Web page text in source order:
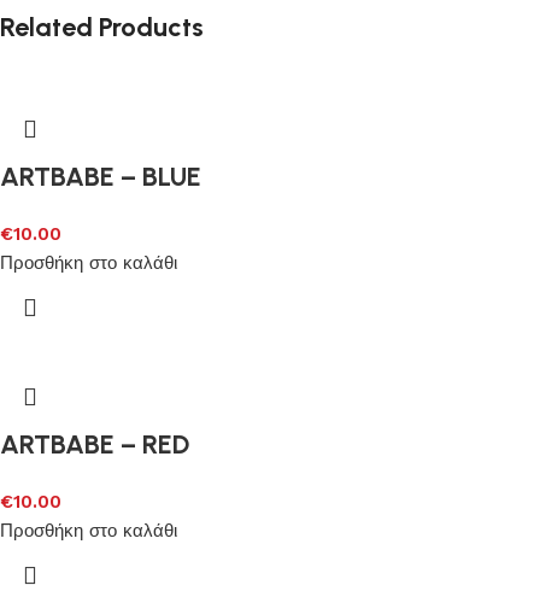
Related Products
ARTBABE – BLUE
€10.00
Προσθήκη στο καλάθι
ARTBABE – RED
€10.00
Προσθήκη στο καλάθι